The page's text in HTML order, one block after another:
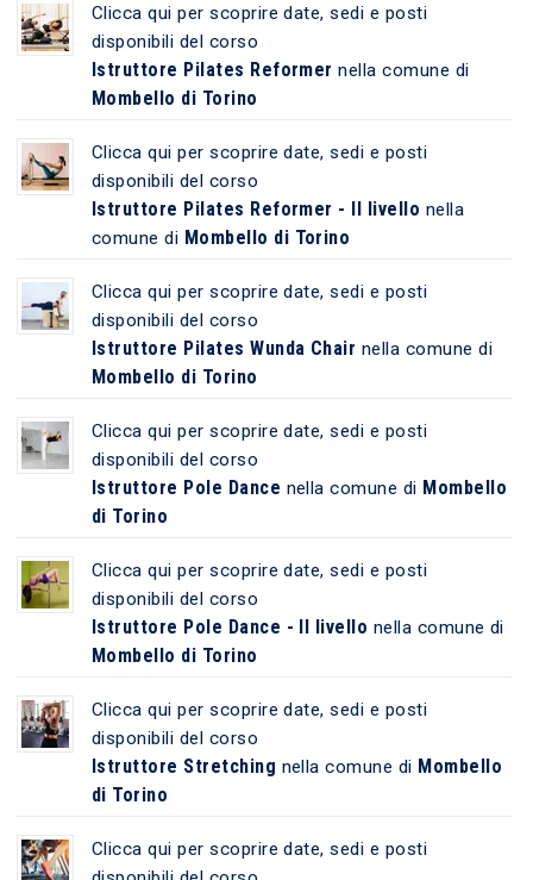
Clicca qui per scoprire date, sedi e posti
disponibili del corso
Istruttore Pilates Reformer nella comune di
Mombello di Torino
Clicca qui per scoprire date, sedi e posti
disponibili del corso
Istruttore Pilates Reformer - II livello nella
comune di Mombello di Torino
Clicca qui per scoprire date, sedi e posti
disponibili del corso
Istruttore Pilates Wunda Chair nella comune di
Mombello di Torino
Clicca qui per scoprire date, sedi e posti
disponibili del corso
Istruttore Pole Dance nella comune di Mombello
di Torino
Clicca qui per scoprire date, sedi e posti
disponibili del corso
Istruttore Pole Dance - II livello nella comune di
Mombello di Torino
Clicca qui per scoprire date, sedi e posti
disponibili del corso
Istruttore Stretching nella comune di Mombello
di Torino
Clicca qui per scoprire date, sedi e posti